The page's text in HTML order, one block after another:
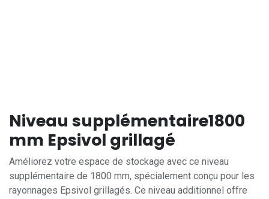
Niveau supplémentaire1800
mm Epsivol grillagé
Améliorez votre espace de stockage avec ce niveau
supplémentaire de 1800 mm, spécialement conçu pour les
rayonnages Epsivol grillagés. Ce niveau additionnel offre